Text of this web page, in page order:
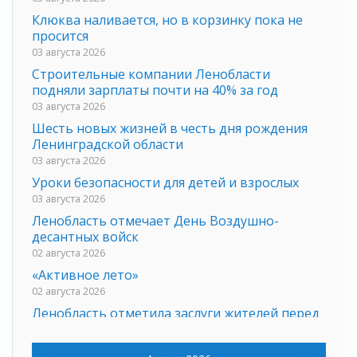
Клюква наливается, но в корзинку пока не
просится
03 августа 2026
Строительные компании Ленобласти
подняли зарплаты почти на 40% за год
03 августа 2026
Шесть новых жизней в честь дня рождения
Ленинградской области
03 августа 2026
Уроки безопасности для детей и взрослых
03 августа 2026
Ленобласть отмечает День Воздушно-
десантных войск
02 августа 2026
«Активное лето»
02 августа 2026
Ленобласть отметила заслуги жителей перед
02 августа 2026